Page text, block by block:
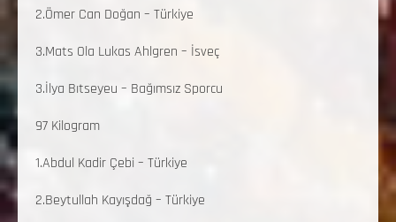
2.Ömer Can Doğan – Türkiye
3.Mats Ola Lukas Ahlgren – İsveç
3.İlya Bıtseyeu – Bağımsız Sporcu
97 Kilogram
1.Abdul Kadir Çebi – Türkiye
2.Beytullah Kayışdağ – Türkiye